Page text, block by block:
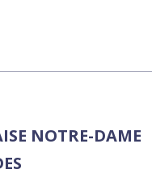
NOTRE-DAME